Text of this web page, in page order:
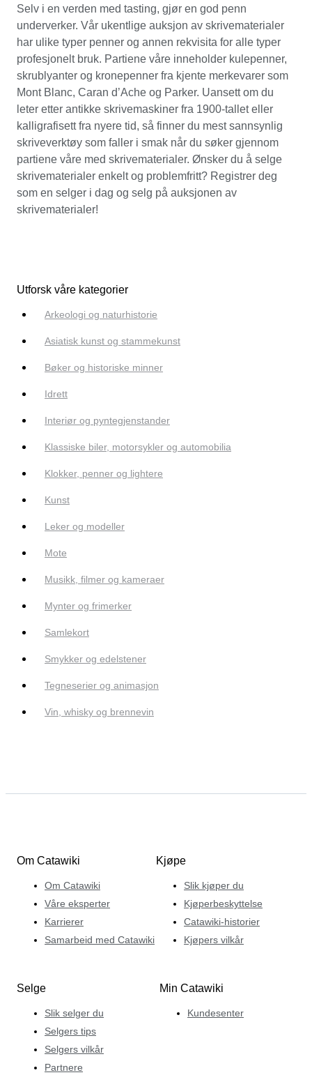
Selv i en verden med tasting, gjør en god penn
underverker. Vår ukentlige auksjon av skrivematerialer
har ulike typer penner og annen rekvisita for alle typer
profesjonelt bruk. Partiene våre inneholder kulepenner,
skrublyanter og kronepenner fra kjente merkevarer som
Mont Blanc, Caran d’Ache og Parker. Uansett om du
leter etter antikke skrivemaskiner fra 1900-tallet eller
kalligrafisett fra nyere tid, så finner du mest sannsynlig
skriveverktøy som faller i smak når du søker gjennom
partiene våre med skrivematerialer. Ønsker du å selge
skrivematerialer enkelt og problemfritt? Registrer deg
som en selger i dag og selg på auksjonen av
skrivematerialer!
Utforsk våre kategorier
Arkeologi og naturhistorie
Asiatisk kunst og stammekunst
Bøker og historiske minner
Idrett
Interiør og pyntegjenstander
Klassiske biler, motorsykler og automobilia
Klokker, penner og lightere
Kunst
Leker og modeller
Mote
Musikk, filmer og kameraer
Mynter og frimerker
Samlekort
Smykker og edelstener
Tegneserier og animasjon
Vin, whisky og brennevin
Om Catawiki
Om Catawiki
Våre eksperter
Karrierer
Samarbeid med Catawiki
Kjøpe
Slik kjøper du
Kjøperbeskyttelse
Catawiki-historier
Kjøpers vilkår
Selge
Slik selger du
Selgers tips
Selgers vilkår
Partnere
Min Catawiki
Kundesenter